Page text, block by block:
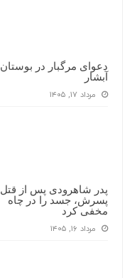
دعوای مرگبار در بوستان
آبشار
مرداد ۱۷, ۱۴۰۵
پدر شاهرودی پس از قتل
پسرش، جسد را در چاه
مخفی کرد
مرداد ۱۶, ۱۴۰۵